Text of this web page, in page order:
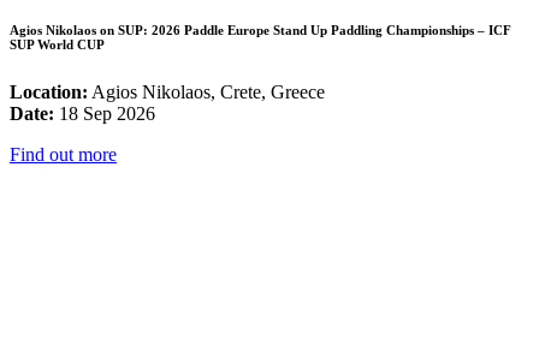
Agios Nikolaos on SUP: 2026 Paddle Europe Stand Up Paddling Championships – ICF
SUP World CUP
Location: Agios Nikolaos, Crete, Greece
Date: 18 Sep 2026
Find out more